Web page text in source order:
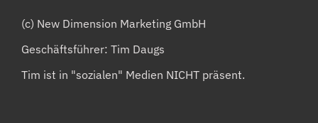
(c) New Dimension Marketing GmbH
Geschäftsführer: Tim Daugs
Tim ist in "sozialen" Medien NICHT präsent.